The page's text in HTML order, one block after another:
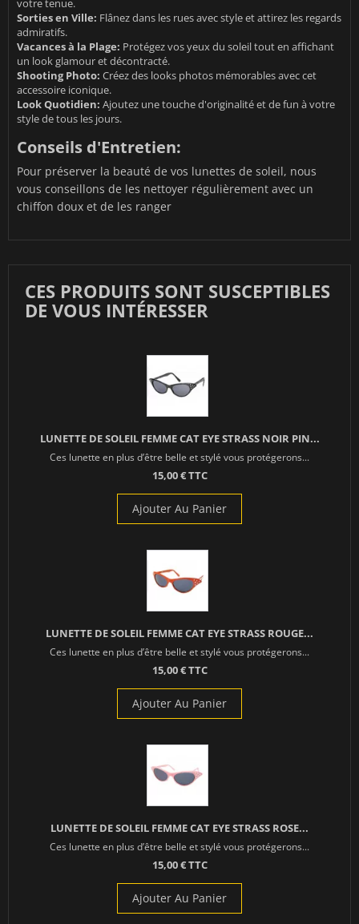
votre tenue.
Sorties en Ville: Flânez dans les rues avec style et attirez les regards
admiratifs.
Vacances à la Plage: Protégez vos yeux du soleil tout en affichant
un look glamour et décontracté.
Shooting Photo: Créez des looks photos mémorables avec cet
accessoire iconique.
Look Quotidien: Ajoutez une touche d'originalité et de fun à votre
style de tous les jours.
Conseils d'Entretien:
Pour préserver la beauté de vos lunettes de soleil, nous
vous conseillons de les nettoyer régulièrement avec un
chiffon doux et de les ranger
CES PRODUITS SONT SUSCEPTIBLES
DE VOUS INTÉRESSER
LUNETTE DE SOLEIL FEMME CAT EYE STRASS NOIR PIN...
Ces lunette en plus d’être belle et stylé vous protégerons...
15,00 € TTC
Ajouter Au Panier
LUNETTE DE SOLEIL FEMME CAT EYE STRASS ROUGE...
Ces lunette en plus d’être belle et stylé vous protégerons...
15,00 € TTC
Ajouter Au Panier
LUNETTE DE SOLEIL FEMME CAT EYE STRASS ROSE...
Ces lunette en plus d’être belle et stylé vous protégerons...
15,00 € TTC
Ajouter Au Panier